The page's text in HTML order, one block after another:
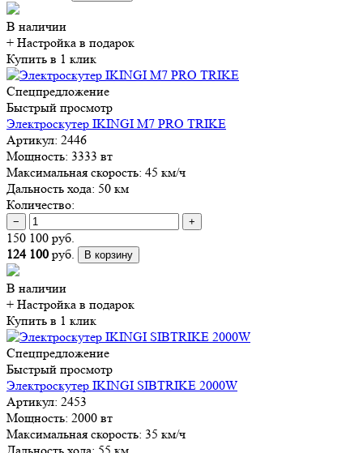
В наличии
+ Настройка в подарок
Купить в 1 клик
Спецпредложение
Быстрый просмотр
Электроскутер IKINGI M7 PRO TRIKE
Артикул: 2446
Мощность: 3333 вт
Максимальная скорость: 45 км/ч
Дальность хода: 50 км
Количество:
− +
150 100 руб.
124 100 руб. В корзину
В наличии
+ Настройка в подарок
Купить в 1 клик
Спецпредложение
Быстрый просмотр
Электроскутер IKINGI SIBTRIKE 2000W
Артикул: 2453
Мощность: 2000 вт
Максимальная скорость: 35 км/ч